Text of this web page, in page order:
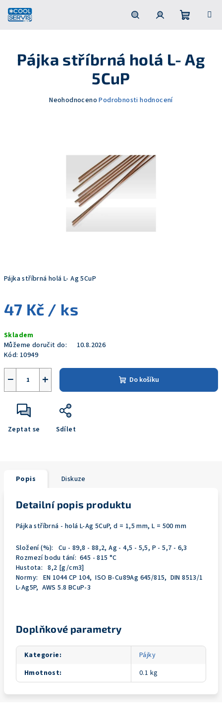
obsah
košík
Pájka stříbrná holá L- Ag 5CuP
47 Kč / ks
cena:
Skladem
Můžeme doručit do:
10.8.2026
Kód: 10949
+
− Do košíku
Zeptat se Sdílet
Pájka stříbrná holá L- Ag
5CuP
Průměrné
Neohodnoceno Podrobnosti hodnocení
Popis Diskuze
Detailní popis produktu
Pájka stříbrná - holá L-Ag 5CuP, d = 1,5 mm, L = 500 mm
Složení (%): Cu - 89,8 - 88,2, Ag - 4,5 - 5,5, P - 5,7 - 6,3
Rozmezí bodu tání: 645 - 815 °C
Hustota: 8,2 [g/cm3]
Normy: EN 1044 CP 104, ISO B-Cu89Ag 645/815, DIN 8513/1
L-Ag5P, AWS 5.8 BCuP-3
Doplňkové parametry
Kategorie:
Pájky
Hmotnost: 0.1 kg